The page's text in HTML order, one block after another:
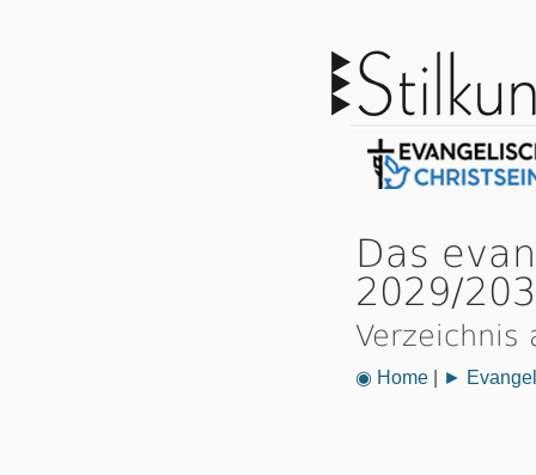
Das
2029/
Verzeichnis
◉ Home| ►